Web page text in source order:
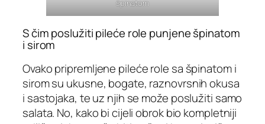
špinatom
S čim poslužiti pileće role punjene špinatom
i sirom
Ovako pripremljene pileće role sa špinatom i
sirom su ukusne, bogate, raznovrsnih okusa
i sastojaka, te uz njih se može poslužiti samo
salata. No, kako bi cijeli obrok bio kompletniji